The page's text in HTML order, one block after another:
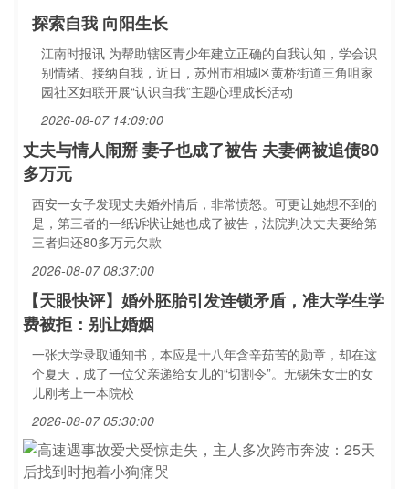
探索自我 向阳生长
江南时报讯 为帮助辖区青少年建立正确的自我认知，学会识
别情绪、接纳自我，近日，苏州市相城区黄桥街道三角咀家
园社区妇联开展“认识自我”主题心理成长活动
2026-08-07 14:09:00
丈夫与情人闹掰 妻子也成了被告 夫妻俩被追债80
多万元
西安一女子发现丈夫婚外情后，非常愤怒。可更让她想不到的
是，第三者的一纸诉状让她也成了被告，法院判决丈夫要给第
三者归还80多万元欠款
2026-08-07 08:37:00
【天眼快评】婚外胚胎引发连锁矛盾，准大学生学
费被拒：别让婚姻
一张大学录取通知书，本应是十八年含辛茹苦的勋章，却在这
个夏天，成了一位父亲递给女儿的“切割令”。无锡朱女士的女
儿刚考上一本院校
2026-08-07 05:30:00